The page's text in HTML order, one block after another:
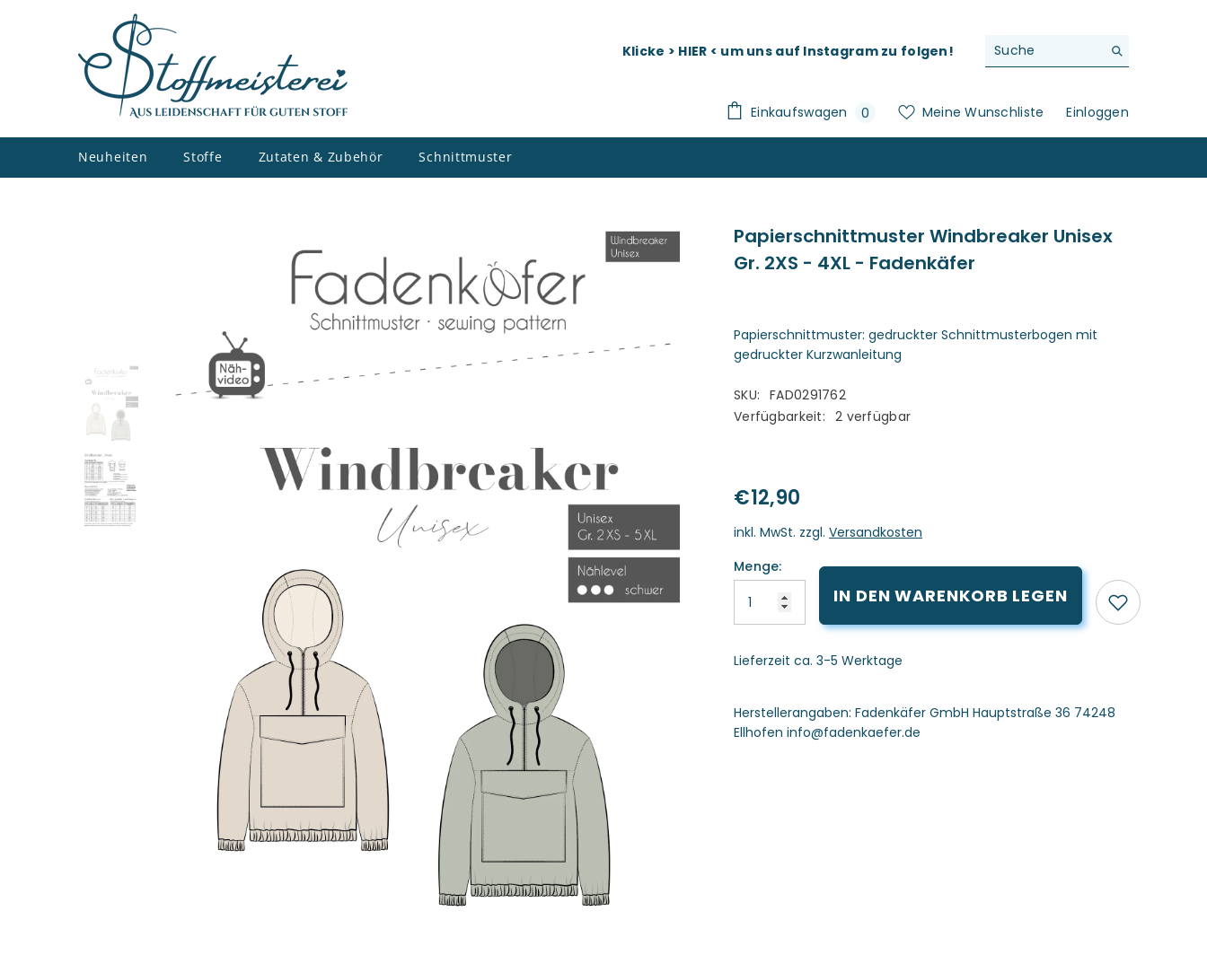
Klicke > HIER < um uns auf Instagram zu folgen!
Einkaufswagen 00
Meine Wunschliste Einloggen
Neuheiten Stoffe Zutaten & Zubehör Schnittmuster
Papierschnittmuster Windbreaker Unisex
Gr. 2XS - 4XL - Fadenkäfer
Papierschnittmuster: gedruckter Schnittmusterbogen mit
gedruckter Kurzwanleitung
SKU:
FAD0291762
Verfügbarkeit: 2 verfügbar
€12,90
inkl. MwSt. zzgl.Versandkosten
Menge:
IN DEN WARENKORB LEGEN
Lieferzeit ca. 3-5 Werktage
Herstellerangaben:Fadenkäfer GmbH Hauptstraße 36 74248
Ellhofen info@fadenkaefer.de